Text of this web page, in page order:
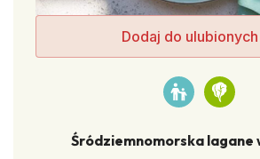
Dodaj do ulubionych
Śródziemnomorska lagane